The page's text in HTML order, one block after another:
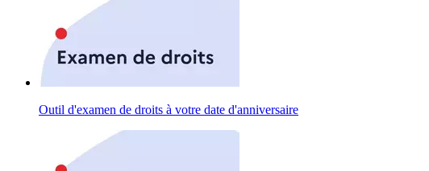
Outil d'examen de droits à votre date d'anniversaire